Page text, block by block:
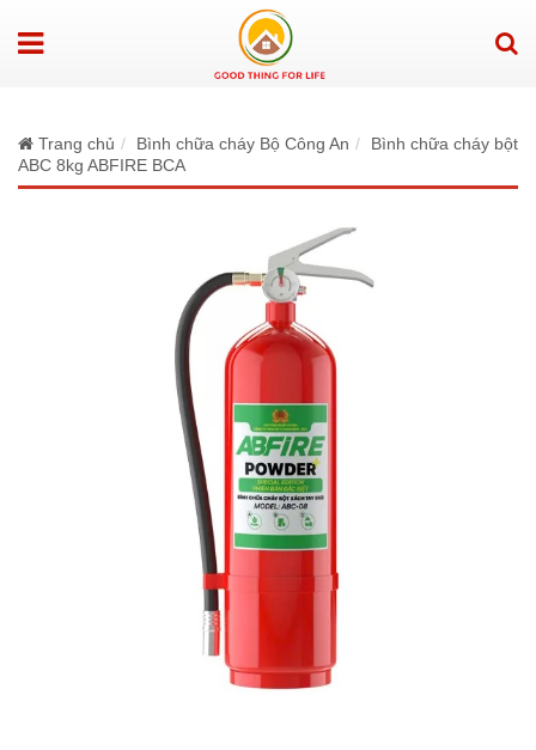
Trang chủ Bình chữa cháy Bộ Công An
Bình chữa cháy bột
ABC 8kg ABFIRE BCA